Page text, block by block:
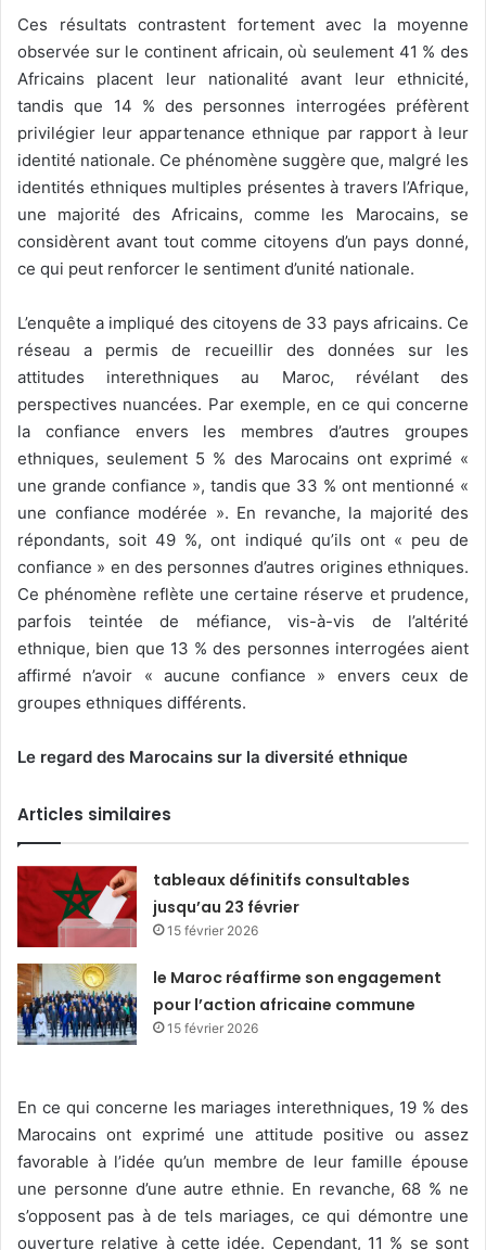
Ces résultats contrastent fortement avec la moyenne
observée sur le continent africain, où seulement 41 % des
Africains placent leur nationalité avant leur ethnicité,
tandis que 14 % des personnes interrogées préfèrent
privilégier leur appartenance ethnique par rapport à leur
identité nationale. Ce phénomène suggère que, malgré les
identités ethniques multiples présentes à travers l’Afrique,
une majorité des Africains, comme les Marocains, se
considèrent avant tout comme citoyens d’un pays donné,
ce qui peut renforcer le sentiment d’unité nationale.
L’enquête a impliqué des citoyens de 33 pays africains. Ce
réseau a permis de recueillir des données sur les
attitudes interethniques au Maroc, révélant des
perspectives nuancées. Par exemple, en ce qui concerne
la confiance envers les membres d’autres groupes
ethniques, seulement 5 % des Marocains ont exprimé «
une grande confiance », tandis que 33 % ont mentionné «
une confiance modérée ». En revanche, la majorité des
répondants, soit 49 %, ont indiqué qu’ils ont « peu de
confiance » en des personnes d’autres origines ethniques.
Ce phénomène reflète une certaine réserve et prudence,
parfois teintée de méfiance, vis-à-vis de l’altérité
ethnique, bien que 13 % des personnes interrogées aient
affirmé n’avoir « aucune confiance » envers ceux de
groupes ethniques différents.
Le regard des Marocains sur la diversité ethnique
Articles similaires
tableaux définitifs consultables
jusqu’au 23 février
15 février 2026
le Maroc réaffirme son engagement
pour l’action africaine commune
15 février 2026
En ce qui concerne les mariages interethniques, 19 % des
Marocains ont exprimé une attitude positive ou assez
favorable à l’idée qu’un membre de leur famille épouse
une personne d’une autre ethnie. En revanche, 68 % ne
s’opposent pas à de tels mariages, ce qui démontre une
ouverture relative à cette idée. Cependant, 11 % se sont